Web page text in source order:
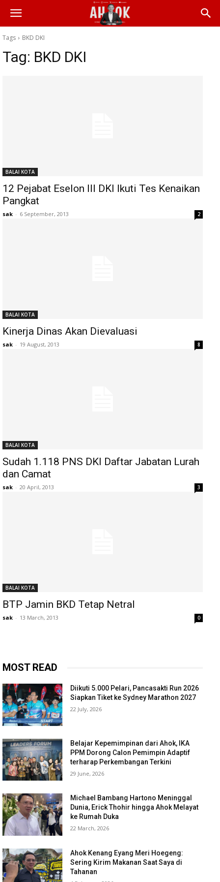
Tags BKD DKI
Tag: BKD DKI
BALAI KOTA
12 Pejabat Eselon III DKI Ikuti Tes Kenaikan
Pangkat
sak - 6 September, 2013 2
BALAI KOTA
Kinerja Dinas Akan Dievaluasi
sak - 19 August, 2013 8
BALAI KOTA
Sudah 1.118 PNS DKI Daftar Jabatan Lurah
dan Camat
sak - 20 April, 2013 3
BALAI KOTA
BTP Jamin BKD Tetap Netral
sak - 13 March, 2013 0
MOST READ
Diikuti 5.000 Pelari, Pancasakti Run 2026
Siapkan Tiket ke Sydney Marathon 2027
22 July, 2026
Belajar Kepemimpinan dari Ahok, IKA
PPM Dorong Calon Pemimpin Adaptif
terharap Perkembangan Terkini
29 June, 2026
Michael Bambang Hartono Meninggal
Dunia, Erick Thohir hingga Ahok Melayat
ke Rumah Duka
22 March, 2026
Ahok Kenang Eyang Meri Hoegeng:
Sering Kirim Makanan Saat Saya di
Tahanan